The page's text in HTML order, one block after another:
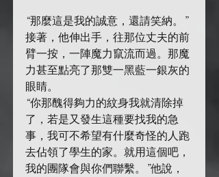
“那麼這是我的誠意，還請笑納。”
接著，他伸出手，往那位丈夫的前
臂一按，一陣魔力竄流而過。那魔
力甚至點亮了那雙一黑藍一銀灰的
眼睛。
“你那醜得夠力的紋身我就清除掉
了，若是又發生這種要找我的急
事，我可不希望有什麼奇怪的人跑
去佔領了學生的家。就用這個吧，
我的團隊會與你們聯繫。”他說，